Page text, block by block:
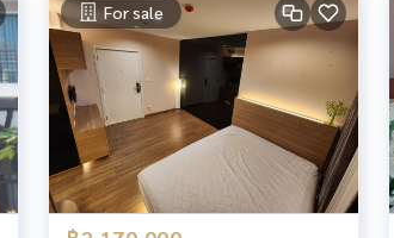
For sale